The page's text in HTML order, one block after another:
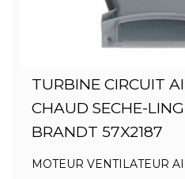
TURBINE CIRCUIT
CHAUD SECHE-
BRANDT 57X2187
MOTEUR VENTILATEUR